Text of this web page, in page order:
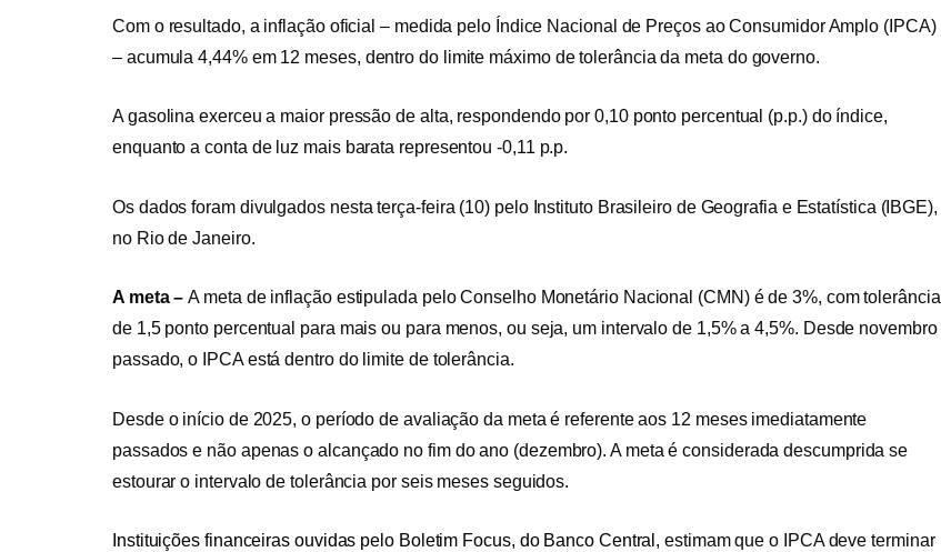
Com o resultado, a inflação oficial – medida pelo Índice Nacional de Preços ao Consumidor Amplo (IPCA)
– acumula 4,44% em 12 meses, dentro do limite máximo de tolerância da meta do governo.
A gasolina exerceu a maior pressão de alta, respondendo por 0,10 ponto percentual (p.p.) do índice,
enquanto a conta de luz mais barata representou -0,11 p.p.
Os dados foram divulgados nesta terça-feira (10) pelo Instituto Brasileiro de Geografia e Estatística (IBGE),
no Rio de Janeiro.
A meta –A meta de inflação estipulada pelo Conselho Monetário Nacional (CMN) é de 3%, com tolerância
de 1,5 ponto percentual para mais ou para menos, ou seja, um intervalo de 1,5% a 4,5%. Desde novembro
passado, o IPCA está dentro do limite de tolerância.
Desde o início de 2025, o período de avaliação da meta é referente aos 12 meses imediatamente
passados e não apenas o alcançado no fim do ano (dezembro). A meta é considerada descumprida se
estourar o intervalo de tolerância por seis meses seguidos.
Instituições financeiras ouvidas pelo Boletim Focus, do Banco Central , estimam que o IPCA deve terminar